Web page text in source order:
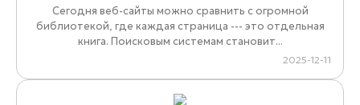
Сегодня веб-сайты можно сравнить с огромной
библиотекой, где каждая страница --- это отдельная
книга. Поисковым системам становит...
2025-12-11